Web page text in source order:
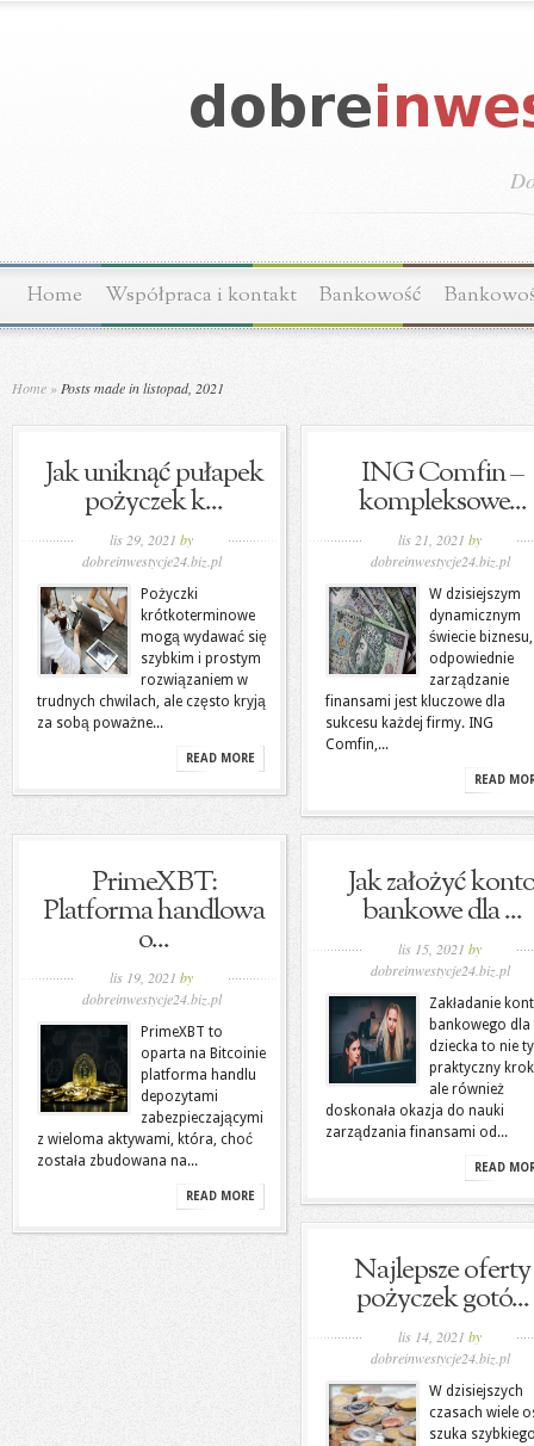
Home Współpraca i kontakt Bankowość
Home » Posts made in listopad, 2021
Jak uniknąć pułapek
pożyczek k...
lis 29, 2021 by
dobreinwestycje24.biz.pl
Pożyczki
krótkoterminowe
mogą wydawać się
szybkim i prostym
rozwiązaniem w
trudnych chwilach, ale często kryją
za sobą poważne...
READ MORE
ING Comfin –
kompleksowe...
lis 21, 2021 by
dobreinwestycje24.biz.pl
W dzisiejszym
dynamicznym
świecie biznesu,
odpowiednie
zarządzanie
finansami jest kluczowe dla
sukcesu każdej firmy. ING
Comfin,...
READ
PrimeXBT:
Platforma handlowa
o...
lis 19, 2021 by
dobreinwestycje24.biz.pl
PrimeXBT to
oparta na Bitcoinie
platforma handlu
depozytami
zabezpieczającymi
z wieloma aktywami, która, choć
została zbudowana na...
READ MORE
Jak założyć
bankowe dla ...
lis 15, 2021 by
dobreinwestycje24.biz.pl
Zakładanie
bankowego dla
dziecka to nie
praktyczny
ale również
doskonała okazja do nauki
zarządzania finansami od...
READ
Najlepsze oferty
pożyczek gotó...
lis 14, 2021 by
dobreinwestycje24.biz.pl
W dzisiejszych
czasach wiele
szuka